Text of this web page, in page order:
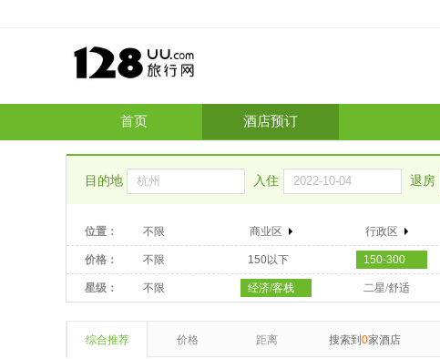
首页 酒店预订
目的地 入住 退房
位置： 不限 商业区 行政区
价格： 不限 150以下 150-300
星级： 不限 经济/客栈 二星/舒适
综合推荐 价格 距离 搜索到 0家酒店